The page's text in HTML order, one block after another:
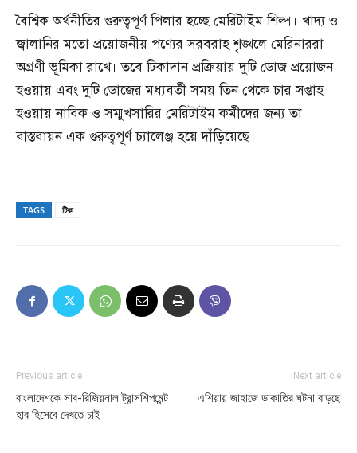
বৈশ্বিক অর্থনীতির গুরুত্বপূর্ণ পিলার হচ্ছে মেরিটাইম শিল্প। খাদ্য ও
জ্বালানির মতো প্রয়োজনীয় পণ্যের সরবরাহ শৃঙ্খলে মেরিনাররা
অগ্রণী ভূমিকা রাখে। তবে টিকাদান প্রক্রিয়ায় দুটি ডোজ প্রয়োজন
হওয়ায় এবং দুটি ডোজের মধ্যবর্তী সময় তিন থেকে চার সপ্তাহ
হওয়ায় নাবিক ও সম্মুখসারির মেরিটাইম কর্মীদের জন্য তা
বাস্তবায়ন এক গুরুত্বপূর্ণ চ্যালেঞ্জ হয়ে দাঁড়িয়েছে।
TAGS টিকা
Previous article
বাংলাদেশকে সাব-রিজিয়নাল ট্রান্সশিপমেন্ট
হাব হিসেবে দেখতে চাই
Next article
এশিয়ায় জাহাজে ডাকাতির ঘটনা বাড়ছে